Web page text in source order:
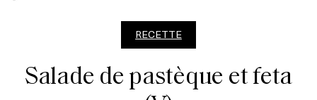
RECETTE
Salade de pastèque et feta